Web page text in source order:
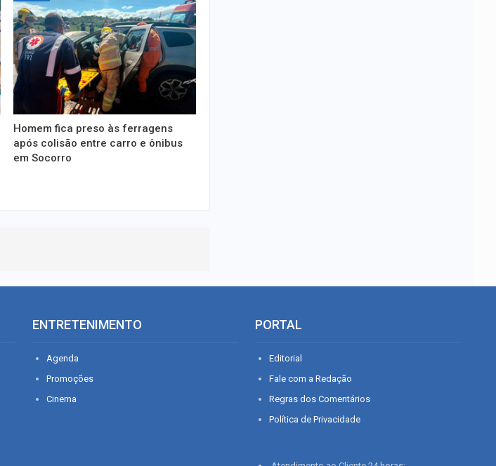
Homem fica preso às ferragens
após colisão entre carro e ônibus
em Socorro
ENTRETENIMENTO
Agenda
Promoções
Cinema
PORTAL
Editorial
Fale com a Redação
Regras dos Comentários
Política de Privacidade